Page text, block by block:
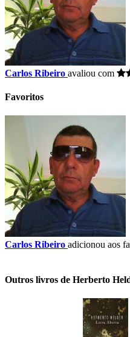
Carlos Ribeiro avaliou com
Favoritos
Carlos Ribeiro adicionou aos
Outros livros de Herberto